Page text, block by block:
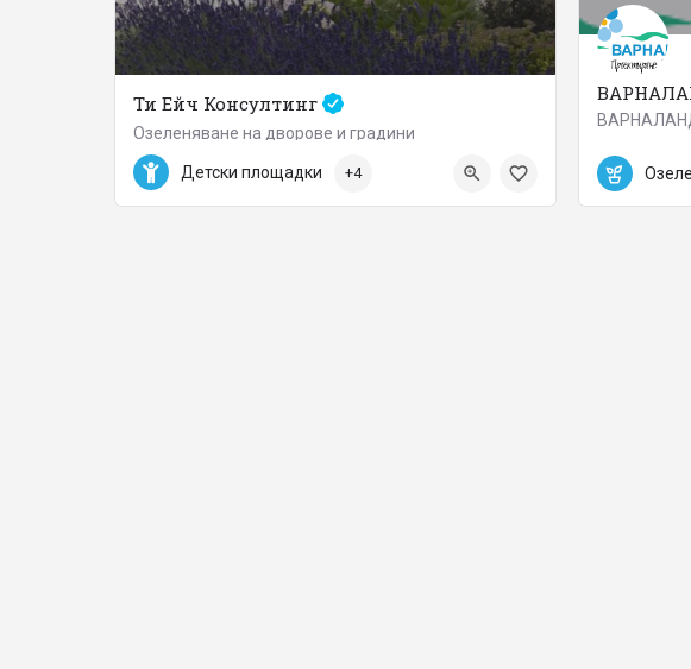
Ти Ейч Консултинг
Озеленяване на дворове и градини
+359 2 442 82 66
Детски площадки +4